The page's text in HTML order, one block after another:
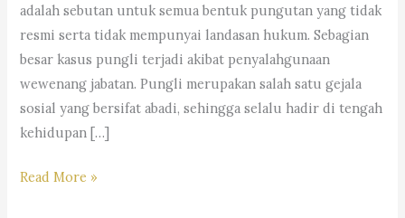
adalah sebutan untuk semua bentuk pungutan yang tidak
resmi serta tidak mempunyai landasan hukum. Sebagian
besar kasus pungli terjadi akibat penyalahgunaan
wewenang jabatan. Pungli merupakan salah satu gejala
sosial yang bersifat abadi, sehingga selalu hadir di tengah
kehidupan […]
Ulasan
Read More »